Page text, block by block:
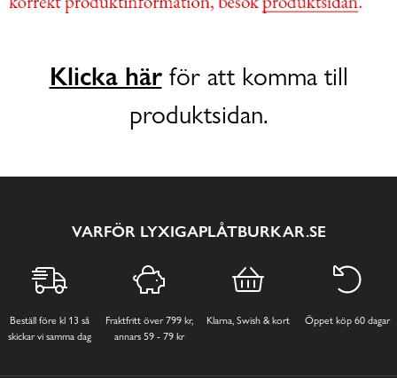
Klicka härför att komma till
produktsidan.
VARFÖR LYXIGAPLÅTBURKAR.SE
Beställ före kl 13 så
skickar vi samma dag
Fraktfritt över 799 kr,
annars 59 - 79 kr
Klarna, Swish & kort Öppet köp 60 dagar